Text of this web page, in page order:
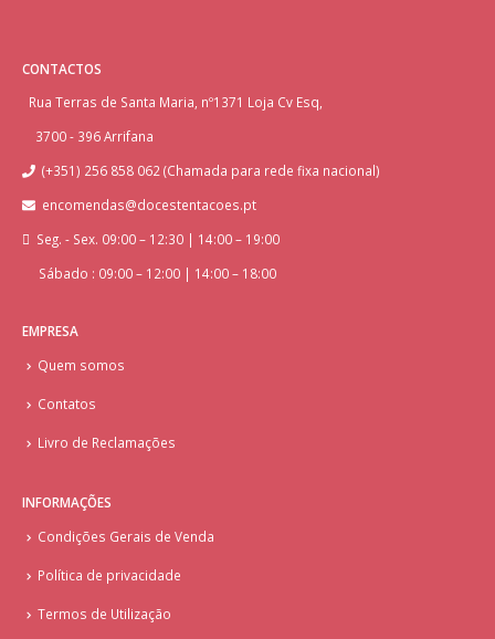
CONTACTOS
Rua Terras de Santa Maria, nº1371 Loja Cv Esq,
3700 - 396 Arrifana
(+351) 256 858 062 (Chamada para rede fixa nacional)
encomendas@docestentacoes.pt
Seg. - Sex. 09:00 – 12:30 | 14:00 – 19:00
Sábado : 09:00 – 12:00 | 14:00 – 18:00
EMPRESA
Quem somos
Contatos
Livro de Reclamações
INFORMAÇÕES
Condições Gerais de Venda
Política de privacidade
Termos de Utilização